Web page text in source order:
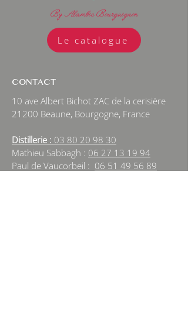
By Alambic Bourguignon
Le catalogue
CONTACT
10 ave Albert Bichot ZAC de la cerisière
21200 Beaune, Bourgogne, France
Distillerie : 03 80 20 98 30
Mathieu Sabbagh : 06 27 13 19 94
Paul de Vaucorbeil : 06 51 49 56 89